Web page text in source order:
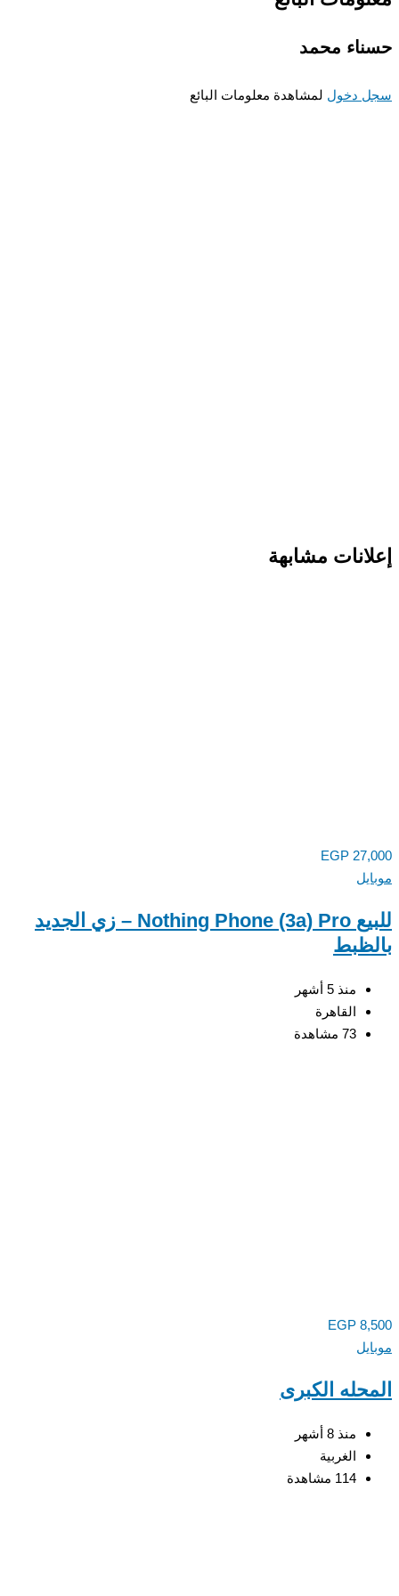
محمد
دخوللمشاهدة معلومات البائع
مشابهة
EGP
للبيع Nothing Phone (3a) Pro – زي الجديد
منذ 5 أشهر
القاهرة
EGP
الكبرى
منذ 8 أشهر
الغربية
114 مشاهدة